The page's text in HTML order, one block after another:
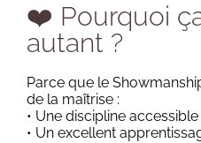
❤️ Pourquoi
autant ?
Parce que le
de la maîtrise :
• Une discipline
• Un excellent